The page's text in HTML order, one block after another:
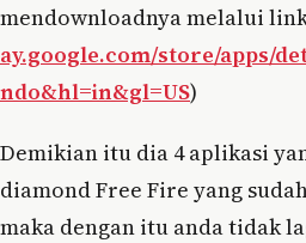
mendownloadnya melalui
ay.google.com/store/apps/
ndo&hl=in&gl=US)
Demikian itu dia 4 aplikasi
diamond Free Fire yang
maka dengan itu anda tidak